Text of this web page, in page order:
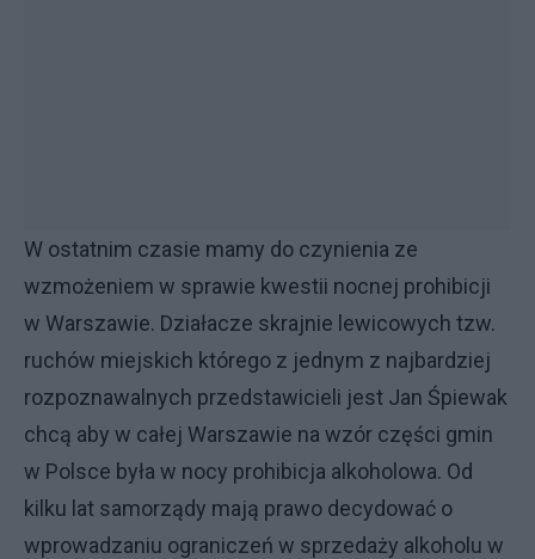
W ostatnim czasie mamy do czynienia ze
wzmożeniem w sprawie kwestii nocnej prohibicji
w Warszawie. Działacze skrajnie lewicowych tzw.
ruchów miejskich którego z jednym z najbardziej
rozpoznawalnych przedstawicieli jest Jan Śpiewak
chcą aby w całej Warszawie na wzór części gmin
w Polsce była w nocy prohibicja alkoholowa. Od
kilku lat samorządy mają prawo decydować o
wprowadzaniu ograniczeń w sprzedaży alkoholu w